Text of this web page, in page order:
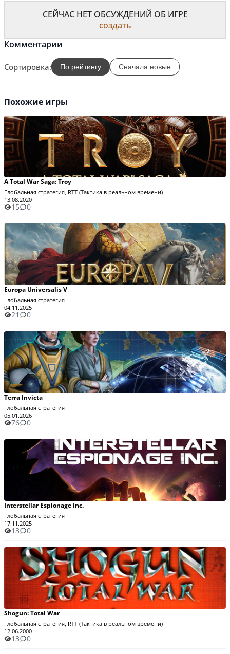
СЕЙЧАС НЕТ ОБСУЖДЕНИЙ ОБ ИГРЕ
создать
Комментарии
Сортировка: По рейтингу Сначала новые
Похожие игры
A Total War Saga: Troy
Глобальная стратегия, RTT (Тактика в реальном времени)
13.08.2020
15 0
Europa Universalis V
Глобальная стратегия
04.11.2025
21 0
Terra Invicta
Глобальная стратегия
05.01.2026
76 0
Interstellar Espionage Inc.
Глобальная стратегия
17.11.2025
13 0
Shogun: Total War
Глобальная стратегия, RTT (Тактика в реальном времени)
12.06.2000
13 0